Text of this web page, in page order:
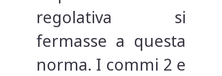
regolativa si
fermasse a questa
norma. I commi 2 e